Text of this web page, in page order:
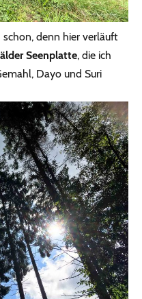
schon, denn hier verläuft
Seenplatte, die ich
Dayo und Suri